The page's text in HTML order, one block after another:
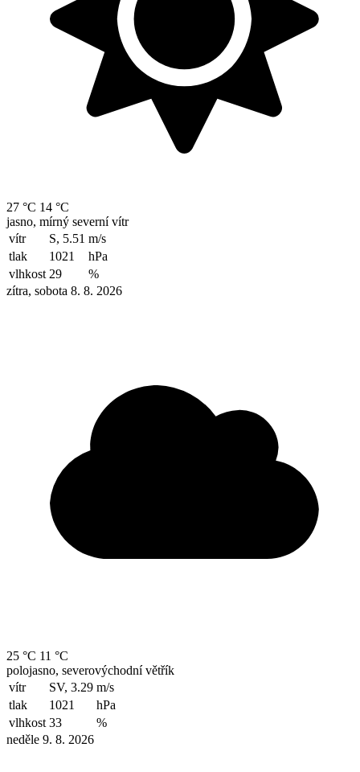
27 °C 14 °C
jasno, mírný severní vítr
vítr
S, 5.51 m/s
tlak
1021
hPa
vlhkost 29
%
zítra, sobota 8. 8. 2026
25 °C 11 °C
polojasno, severovýchodní větřík
vítr
SV, 3.29 m/s
tlak
1021
hPa
vlhkost 33
%
neděle 9. 8. 2026